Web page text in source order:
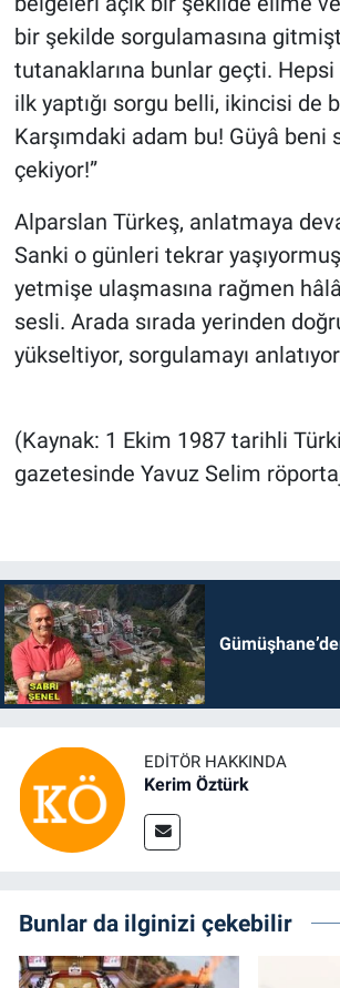
bir şekilde sorgulamasına
tutanaklarına bunlar geçti. Hepsi
ilk yaptığı sorgu belli, ikincisi de
Karşımdaki adam bu! Güyâ beni
çekiyor!”
Alparslan Türkeş, anlatmaya
Sanki o günleri tekrar yaşıyormuş
yetmişe ulaşmasına rağmen
sesli. Arada sırada yerinden
yükseltiyor, sorgulamayı
(Kaynak: 1 Ekim 1987 tarihli
gazetesinde Yavuz Selim
EDITÖR HAKKINDA
Kerim Öztürk
Bunlar da ilginizi çekebilir